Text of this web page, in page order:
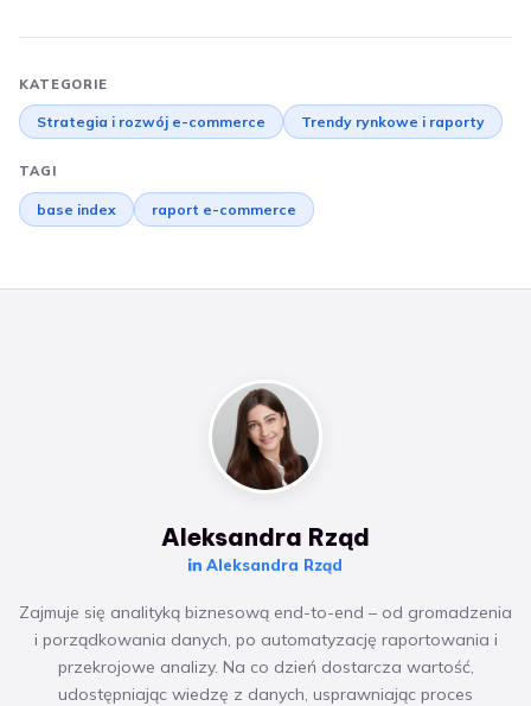
KATEGORIE
Strategia i rozwój e-commerce Trendy rynkowe i raporty
TAGI
base index raport e-commerce
Aleksandra Rząd
Aleksandra Rząd
Zajmuje się analityką biznesową end-to-end – od gromadzenia
i porządkowania danych, po automatyzację raportowania i
przekrojowe analizy. Na co dzień dostarcza wartość,
udostępniając wiedzę z danych, usprawniając proces